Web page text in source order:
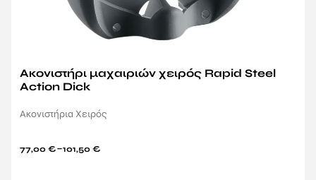
Ακονιστήρι μαχαιριών χειρός Rapid Steel
Action Dick
Ακονιστήρια Χειρός
77,00 €–101,50 €